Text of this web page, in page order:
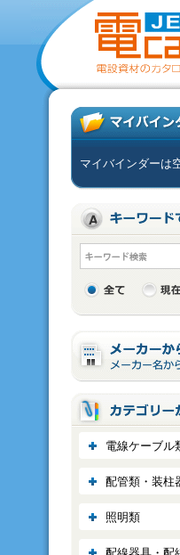
マイバインダーは
電線ケーブル
配管類・装柱
照明類